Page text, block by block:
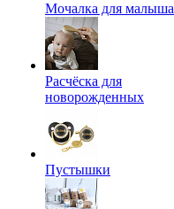
Мочалка для малыша
Расчёска для
новорожденных
Пустышки